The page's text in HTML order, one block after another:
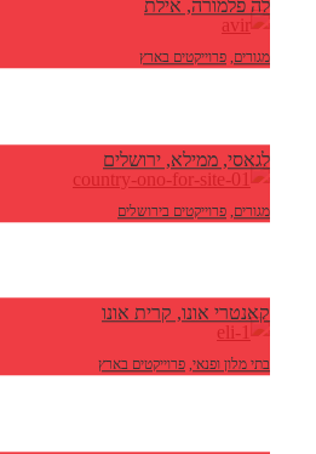
לה פלמורה, אילת
מגורים, פרוייקטים בארץ
לגאסי, ממילא, ירושלים
מגורים, פרוייקטים בירושלים
קאנטרי אונו, קרית אונו
בתי מלון ופנאי, פרוייקטים בארץ